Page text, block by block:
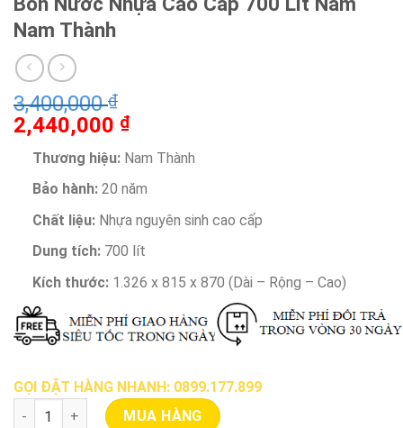
Nam Thành
3,400,000₫
2,440,000 ₫
Thương hiệu:Nam Thành
Bảo hành:20 năm
Chất liệu:Nhựa nguyên sinh cao cấp
Dung tích:700 lít
Kích thước:1.326 x 815 x 870 (Dài – Rộng – Cao)
GỌI ĐẶT HÀNG NHANH: 0899.177.899
Bồn Nước Nhựa Cao Cấp 700 Lít Nằm Nam Thành số lượng
MUA HÀNG